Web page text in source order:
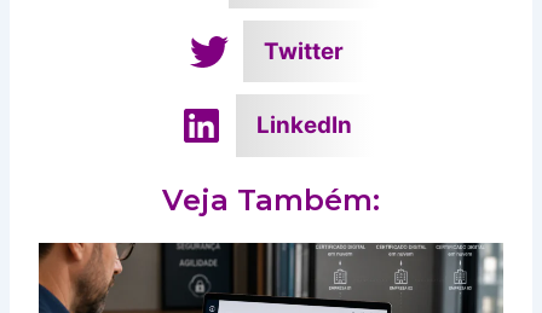
Twitter
LinkedIn
Veja Também: